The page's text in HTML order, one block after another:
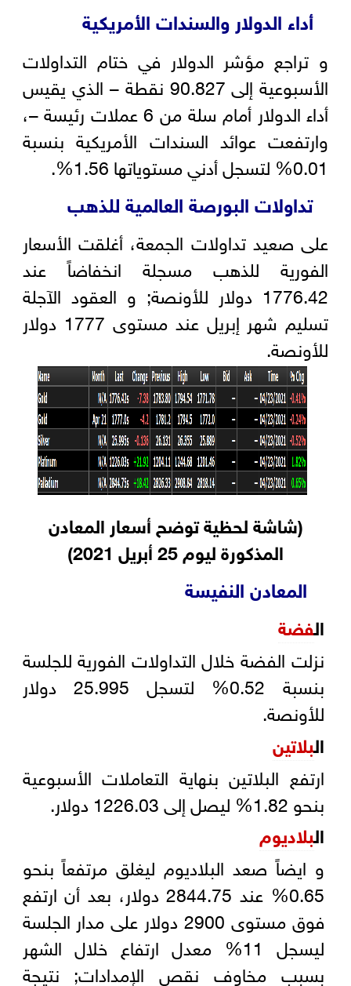
أداء الدولار والسندات الأمريكية
و تراجع مؤشر الدولار في ختام التداولات
الأسبوعية إلى 90.827 نقطة – الذي يقيس
أداء الدولار أمام سلة من 6 عملات رئيسة –،
وارتفعت عوائد السندات الأمريكية بنسبة
0.01% لتسجل أدني مستوياتها 1.56%.
تداولات البورصة العالمية للذهب
على صعيد تداولات الجمعة، أغلقت الأسعار
الفورية للذهب مسجلة انخفاضاً عند
1776.42 دولار للأونصة; و العقود الآجلة
تسليم شهر إبريل عند مستوى 1777 دولار
للأونصة.
(شاشة لحظية توضح أسعار المعادن
المذكورة ليوم 25 أبريل 2021)
المعادن النفيسة
الفضة
نزلت الفضة خلال التداولات الفورية للجلسة
بنسبة 0.52% لتسجل 25.995 دولار
للأونصة.
البلاتين
ارتفع البلاتين بنهاية التعاملات الأسبوعية
بنحو 1.82% ليصل إلى 1226.03 دولار.
البلاديوم
و ايضاً صعد البلاديوم ليغلق مرتفعاً بنحو
0.65% عند 2844.75 دولار، بعد أن ارتفع
فوق مستوى 2900 دولار على مدار الجلسة
ليسجل 11% معدل ارتفاع خلال الشهر
بسبب مخاوف نقص الإمدادات; نتيجة